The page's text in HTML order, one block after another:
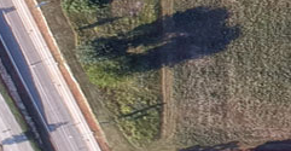
2023 Hitova: 1954
Znanstvenici s našeg
approach), objavili su rad
Argentina“Rad je